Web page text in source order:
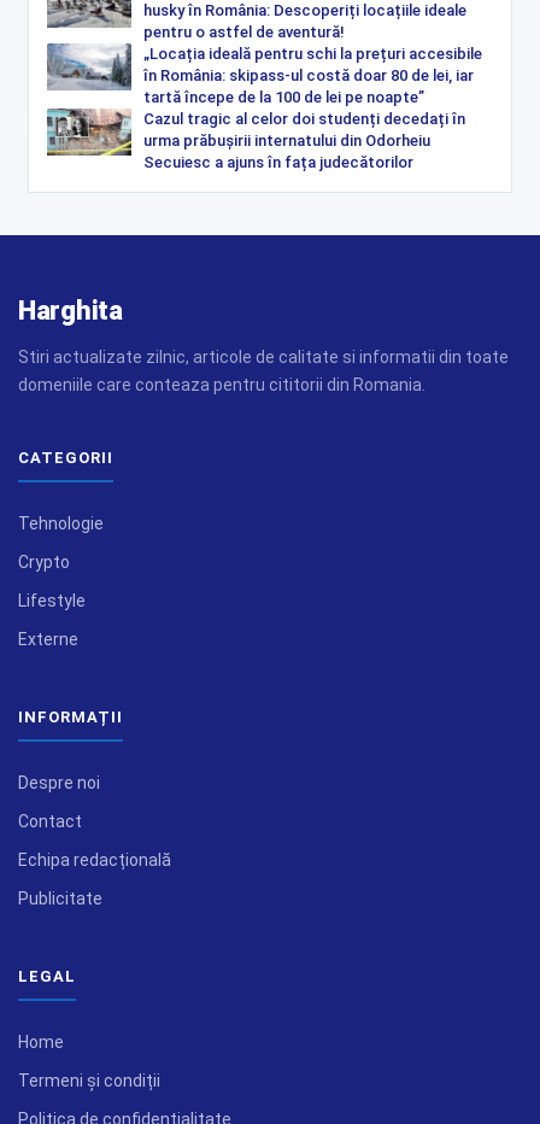
husky în România: Descoperiți locațiile ideale
pentru o astfel de aventură!
„Locația ideală pentru schi la prețuri accesibile
în România: skipass-ul costă doar 80 de lei, iar
tartă începe de la 100 de lei pe noapte”
Cazul tragic al celor doi studenți decedați în
urma prăbușirii internatului din Odorheiu
Secuiesc a ajuns în fața judecătorilor
Harghita
Stiri actualizate zilnic, articole de calitate si informatii din toate
domeniile care conteaza pentru cititorii din Romania.
CATEGORII
Tehnologie
Crypto
Lifestyle
Externe
INFORMAȚII
Despre noi
Contact
Echipa redacțională
Publicitate
LEGAL
Home
Termeni și condiții
Politica de confidențialitate